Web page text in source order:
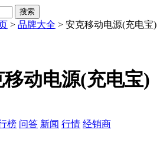
> 品牌大全 > 安克移动电源(充电宝)
移动电源(充电宝)
榜 问答 新闻 行情 经销商